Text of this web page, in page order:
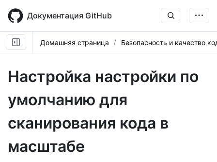
main
content
Документация GitHub
Домашняя страница Безопасность и качество
Настройка настройки по
умолчанию для
сканирования кода в
масштабе